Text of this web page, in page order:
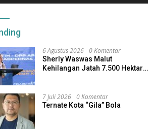
6 Agustus 2026 0 Komentar
Sherly Waswas Malut
Kehilangan Jatah 7.500 Hektare
7 Juli 2026 0 Komentar
Ternate Kota “Gila” Bola